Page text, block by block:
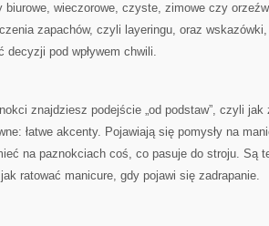
biurowe, wieczorowe, czyste, zimowe czy
zapachów, czyli layeringu, oraz
decyzji pod wpływem chwili.
znajdziesz podejście „od podstaw”, czyli jak
łatwe akcenty. Pojawiają się pomysły na
na paznokciach coś, co pasuje do stroju. Są
ratować manicure, gdy pojawi się zadrapanie.